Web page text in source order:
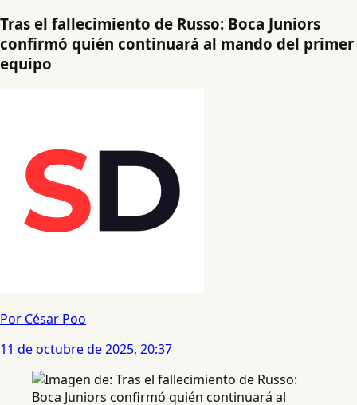
Tras el fallecimiento de Russo: Boca Juniors
confirmó quién continuará al mando del primer
equipo
Por César Poo
11 de octubre de 2025, 20:37